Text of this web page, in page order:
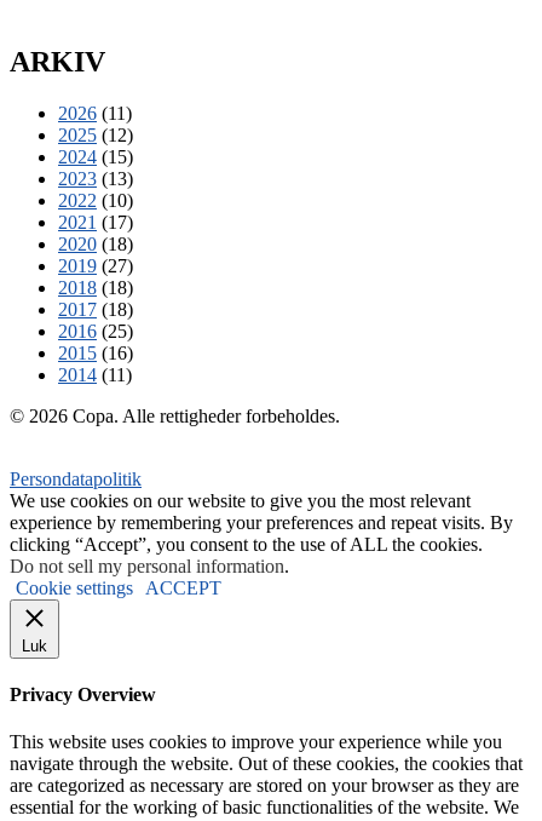
ARKIV
2026 (11)
2025 (12)
2024 (15)
2023 (13)
2022 (10)
2021 (17)
2020 (18)
2019 (27)
2018 (18)
2017 (18)
2016 (25)
2015 (16)
2014 (11)
© 2026 Copa. Alle rettigheder forbeholdes.
Persondatapolitik
We use cookies on our website to give you the most relevant
experience by remembering your preferences and repeat visits. By
clicking “Accept”, you consent to the use of ALL the cookies.
Do not sell my personal information.
Cookie settings
ACCEPT
Luk
Privacy Overview
This website uses cookies to improve your experience while you
navigate through the website. Out of these cookies, the cookies that
are categorized as necessary are stored on your browser as they are
essential for the working of basic functionalities of the website. We